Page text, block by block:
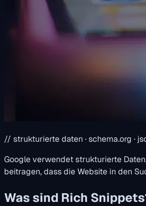
// strukturierte daten · schema.org ·
Google verwendet strukturierte
beitragen, dass die Website in den
Was sind Rich